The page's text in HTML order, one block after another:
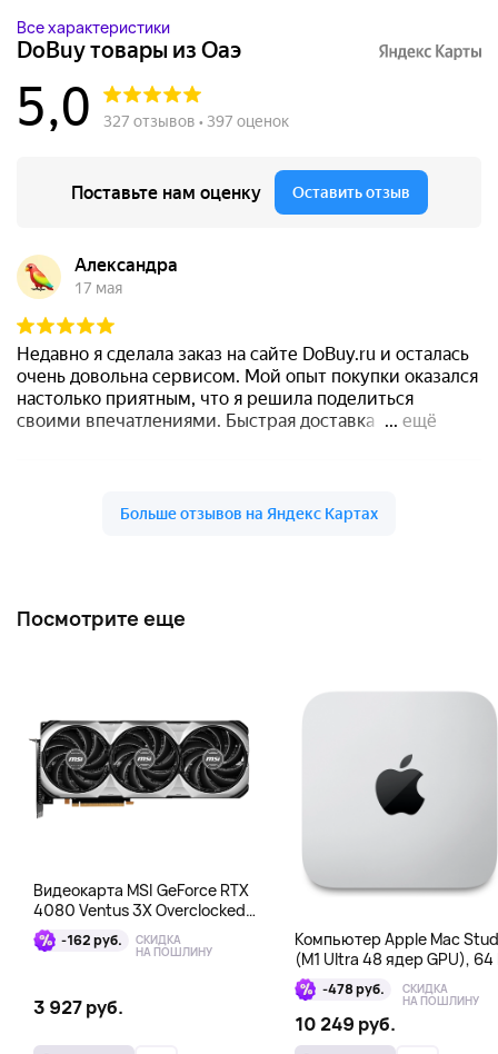
Все характеристики
Посмотрите еще
Видеокарта MSI GeForce RTX
4080 Ventus 3X Overclocked
16GB DDR6X
-162 руб. СКИДКА
НА ПОШЛИНУ
3 927 руб.
Компьютер Apple Mac
(M1 Ultra 48 ядер GPU), 64
1 Тб -478 руб. СКИДКА
НА ПОШЛИНУ
10 249 руб.